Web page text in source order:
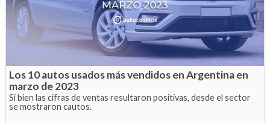
Los 10 autos usados más vendidos en Argentina en
marzo de 2023
Si bien las cifras de ventas resultaron positivas, desde el sector
se mostraron cautos.